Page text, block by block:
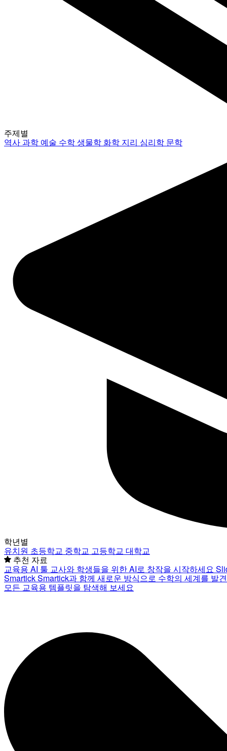
주제별
역사과학 예술 수학생물학 화학 지리 심리학 문학
학년별
유치원 초등학교 중학교 고등학교 대학교
추천 자료
교육용 AI 툴 교사와 학생들을 위한 AI로 창작을 시작하세요
SmartickSmartick과 함께 새로운 방식으로 수학의 세계를 발
모든 교육용 템플릿을 탐색해 보세요